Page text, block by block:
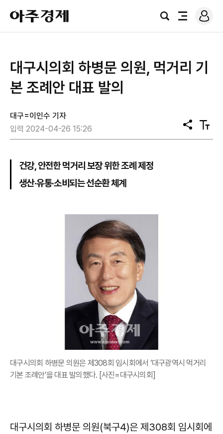
아
주
경
검
전
로
그
대구시의회 하병문 의원, 먹거리 기
본 조례안 대표 발의
대구=이인수 기자
입력 2024-04-26 15:26
공
유
텍
스
건강, 안전한 먹거리 보장 위한 조례 제정
생산·유통·소비되는 선순환 체계
대구시의회 하병문 의원은 제308회 임시회에서 ‘대구광역시 먹거리
기본 조례안’을 대표 발의했다. [사진=대구시의회]
대구시의회 하병문 의원(북구4)은 제308회 임시회에